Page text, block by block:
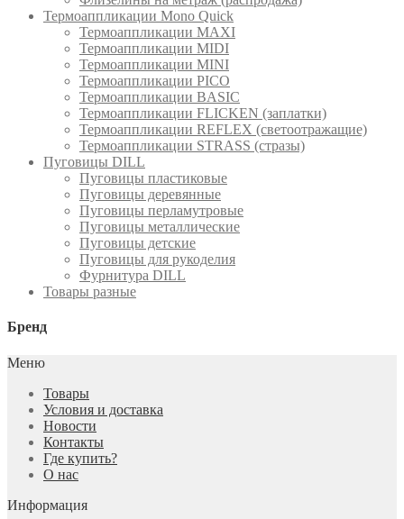
Термоаппликации Mono Quick
Термоаппликации MAXI
Термоаппликации MIDI
Термоаппликации MINI
Термоаппликации PICO
Термоаппликации BASIC
Термоаппликации FLICKEN (заплатки)
Термоаппликации REFLEX (светоотражащие)
Термоаппликации STRASS (стразы)
Пуговицы DILL
Пуговицы пластиковые
Пуговицы деревянные
Пуговицы перламутровые
Пуговицы металлические
Пуговицы детские
Пуговицы для рукоделия
Фурнитура DILL
Товары разные
Бренд
Меню
Товары
Условия и доставка
Новости
Контакты
Где купить?
О нас
Информация